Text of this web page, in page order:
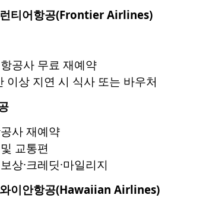
티어항공(Frontier Airlines)
공사 무료 재예약
이상 지연 시 식사 또는 바우처
사 재예약
교통편
상·크레딧·마일리지
이안항공(Hawaiian Airlines)